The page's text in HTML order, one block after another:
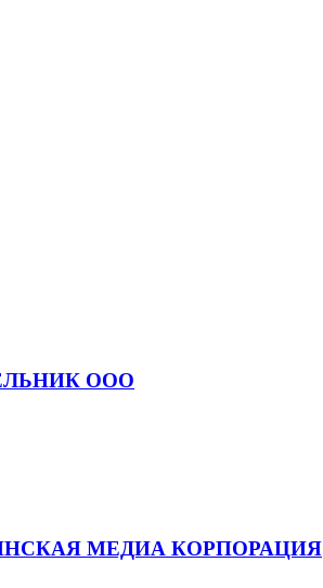
ООО
МЕДИА КОРПОРАЦИЯ